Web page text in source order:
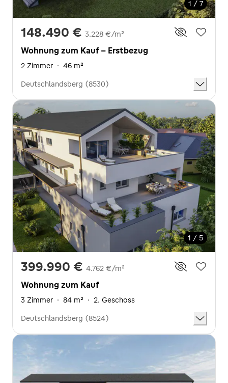
1 / 7
148.490 € 3.228 €/m²
Wohnung zum Kauf - Erstbezug
2 Zimmer · 46 m²
Deutschlandsberg (8530)
1 / 5
399.990 € 4.762 €/m²
Wohnung zum Kauf
3 Zimmer · 84 m² · 2. Geschoss
Deutschlandsberg (8524)